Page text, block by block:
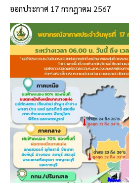
ออกประกาศ 17 กรกฎาคม 2567